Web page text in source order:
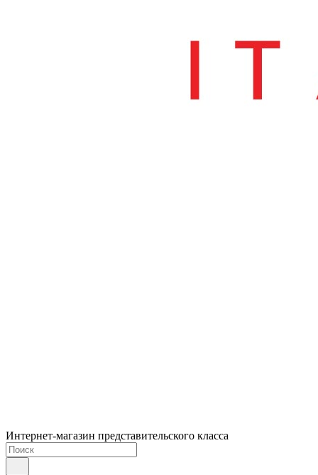
Интернет-магазин представительского класса